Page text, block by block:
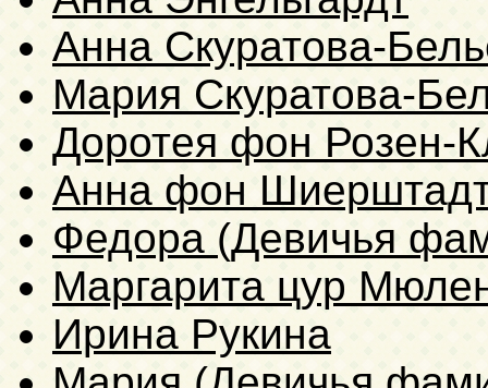
Анна Скуратова-
Мария Скуратова-
Доротея фон Розен-
Анна фон
Федора (Девичья
Маргарита цур
Ирина Рукина